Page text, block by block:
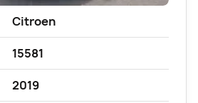
Citroen
15581
2019